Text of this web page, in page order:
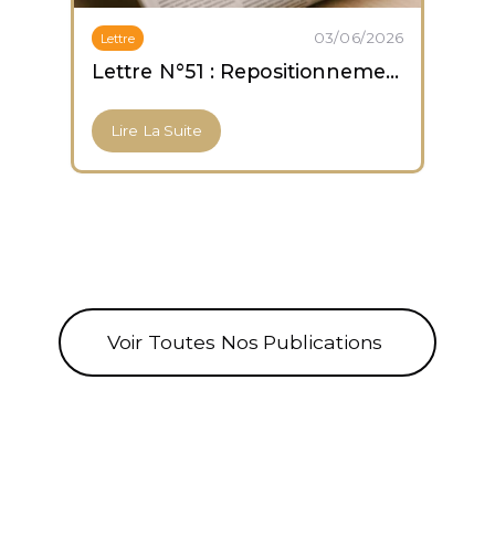
Lettre 03/06/2026
Lettre N°51 : Repositionnement prudent ; capitulation des altcoins ; accumulation des ETF Bitcoin
Lire La Suite
Voir Toutes Nos Publications